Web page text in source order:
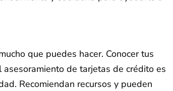
que puedes hacer. Conocer tus
de tarjetas de crédito es
Recomiendan recursos y pueden